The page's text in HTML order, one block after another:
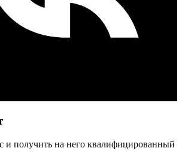
и получить на него квалифицированный